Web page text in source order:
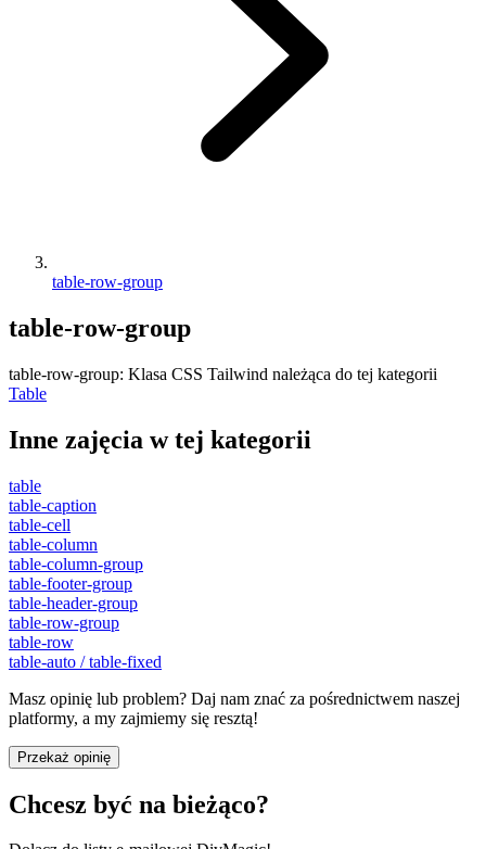
table-row-group
table-row-group
table-row-group: Klasa CSS Tailwind należąca do tej kategorii
Table
Inne zajęcia w tej kategorii
table
table-caption
table-cell
table-column
table-column-group
table-footer-group
table-header-group
table-row-group
table-row
table-auto / table-fixed
Masz opinię lub problem? Daj nam znać za pośrednictwem naszej
platformy, a my zajmiemy się resztą!
Przekaż opinię
Chcesz być na bieżąco?